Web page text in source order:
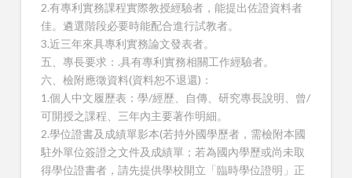
2.有專利實務課程實際教授經驗者，能提出佐證資料者
佳。遴選階段必要時能配合進行試教者。
3.近三年來具專利實務論文發表者。
五、專長要求：.具有專利實務相關工作經驗者。
六、檢附應徵資料(資料恕不退還)：
1.個人中文履歷表：學/經歷、自傳、研究專長說明、曾/
可開授之課程、三年內主要著作明細。
2.學位證書及成績單影本(若持外國學歷者，需檢附本國
駐外單位簽證之文件及成績單；若為國內學歷或尚未取
得學位證書者，請先提供學校開立「臨時學位證明」正